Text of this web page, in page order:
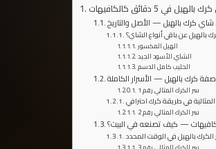
5 دقائق كالكافيهات
كرك بالهيل — الأصل والتاريخ
بالهيل عن باقي أنواع الشاي؟
الهيل المكسور
الشاي الأسود الجيد
الحليب كامل الدسم
كرك بالهيل — الأسرار الكاملة
سر الكرك المثالي رقم 1
في طريقة كرك احترافي
سر الكرك المثالي رقم 2
— كيف تصنعه في البيت؟
الكرك بالهيل في الوقت المحدد